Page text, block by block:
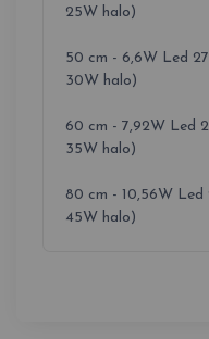
25W halo)
50 cm - 6,6W Led
30W halo)
60 cm - 7,92W Led
35W halo)
80 cm - 10,56W
45W halo)